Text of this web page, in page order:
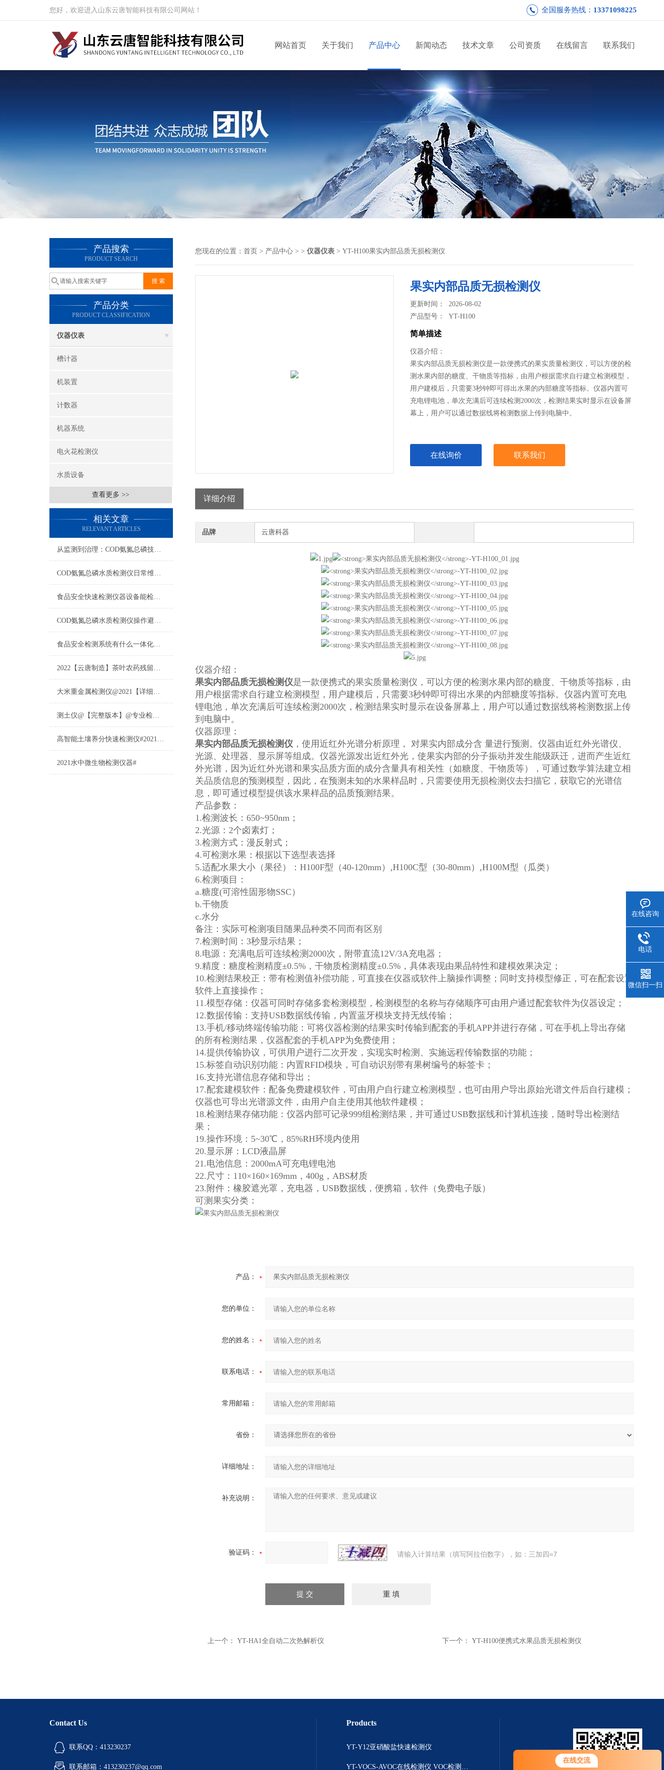
在线交流
您好，欢迎进入山东云唐智能科技有限公司网站！ 全国服务热线： 13371098225
网站首页 关于我们 产品中心 新闻动态 技术文章 公司资质 在线留言 联系我们
产品搜索
PRODUCT SEARCH
产品分类
PRODUCT CLASSIFICATION
仪器仪表
槽计器
机装置
计数器
机器系统
电火花检测仪
水质设备
查看更多 >>
相关文章
RELEVANT ARTICLES
从监测到治理：COD氨氮总磷技术的双领域实战解析
COD氨氮总磷水质检测仪日常维护与试剂管理，降低故障率就靠这几招
食品安全快速检测仪器设备能检什么？一张表说清适用范围
COD氨氮总磷水质检测仪操作避坑指南：这几个步骤直接影响数据准确性
食品安全检测系统有什么一体化配置·2023仪器仪表推荐·山东云唐
2022【云唐制造】茶叶农药残留检测仪多少钱一台@山东云唐仪器仪表制造
大米重金属检测仪@2021【详细版本】@专业检测大米重金属仪器仪表
测土仪@【完整版本】@专业检测土壤的仪器仪表
高智能土壤养分快速检测仪#2021【土壤养分检测专用仪器仪表】
2021水中微生物检测仪器#
您现在的位置： 首页 > 产品中心 > > 仪器仪表 > YT-H100果实内部品质无损检测仪
果实内部品质无损检测仪
更新时间： 2026-08-02
产品型号：YT-H100
简单描述
仪器介绍：
果实内部品质无损检测仪是一款便携式的果实质量检测仪，可以方便的检
测水果内部的糖度、干物质等指标，由用户根据需求自行建立检测模型，
用户建模后，只需要3秒钟即可得出水果的内部糖度等指标。仪器内置可
充电锂电池，单次充满后可连续检测2000次，检测结果实时显示在设备屏
幕上，用户可以通过数据线将检测数据上传到电脑中。
在线询价 联系我们
详细介绍
品牌 云唐科器
仪器介绍：
果实内部品质无损检测仪是一款便携式的果实质量检测仪，可以方便的检测水果内部的糖度、干物质等指标，由
用户根据需求自行建立检测模型，用户建模后，只需要3秒钟即可得出水果的内部糖度等指标。仪器内置可充电
锂电池，单次充满后可连续检测2000次，检测结果实时显示在设备屏幕上，用户可以通过数据线将检测数据上传
到电脑中。
仪器原理：
果实内部品质无损检测仪 ，使用近红外光谱分析原理， 对果实内部成分含 量进行预测。仪器由近红外光谱仪、
光源、处理器、显示屏等组成。仪器光源发出近红外光，使果实内部的分子振动并发生能级跃迁，进而产生近红
外光谱，因为近红外光谱和果实品质方面的成分含量具有相关性（如糖度、干物质等），可通过数学算法建立相
关品质信息的预测模型，因此，在预测未知的水果样品时，只需要使用无损检测仪去扫描它，获取它的光谱信
息，即可通过模型提供该水果样品的品质预测结果。
产品参数：
1.检测波长：650~950nm；
2.光源：2个卤素灯；
3.检测方式：漫反射式；
4.可检测水果：根据以下选型表选择
5.适配水果大小（果径）：H100F型（40-120mm）,H100C型（30-80mm）,H100M型（瓜类）
6.检测项目：
a.糖度(可溶性固形物SSC）
b.干物质
c.水分
备注：实际可检测项目随果品种类不同而有区别
7.检测时间：3秒显示结果；
8.电源：充满电后可连续检测2000次，附带直流12V/3A充电器；
9.精度：糖度检测精度±0.5%，干物质检测精度±0.5%，具体表现由果品特性和建模效果决定；
10.检测结果校正：带有检测值补偿功能，可直接在仪器或软件上脑操作调整；同时支持模型修正，可在配套设置
软件上直接操作；
11.模型存储：仪器可同时存储多套检测模型，检测模型的名称与存储顺序可由用户通过配套软件为仪器设定；
12.数据传输：支持USB数据线传输，内置蓝牙模块支持无线传输；
13.手机/移动终端传输功能：可将仪器检测的结果实时传输到配套的手机APP并进行存储，可在手机上导出存储
的所有检测结果，仪器配套的手机APP为免费使用；
14.提供传输协议，可供用户进行二次开发，实现实时检测、实施远程传输数据的功能；
15.标签自动识别功能：内置RFID模块，可自动识别带有果树编号的标签卡；
16.支持光谱信息存储和导出；
17.配套建模软件：配备免费建模软件，可由用户自行建立检测模型，也可由用户导出原始光谱文件后自行建模；
仪器也可导出光谱源文件，由用户自主使用其他软件建模；
18.检测结果存储功能：仪器内部可记录999组检测结果，并可通过USB数据线和计算机连接，随时导出检测结
果；
19.操作环境：5~30℃，85%RH环境内使用
20.显示屏：LCD液晶屏
21.电池信息：2000mA可充电锂电池
22.尺寸：110×160×169mm，400g，ABS材质
23.附件：橡胶遮光罩，充电器，USB数据线，便携箱，软件（免费电子版）
可测果实分类：
产品：
您的单位：
您的姓名：
联系电话：
常用邮箱：
省份：
详细地址：
补充说明：
验证码： 请输入计算结果（填写阿拉伯数字），如：三加四=7
上一个： YT-HA1全自动二次热解析仪 下一个： YT-H100便携式水果品质无损检测仪
Contact Us
联系QQ：413230237
联系邮箱：413230237@qq.com
Products
YT-Y12亚硝酸盐快速检测仪
YT-VOCS-AVOC在线检测仪 VOC检测仪|TVOC检测仪
在线咨询
电话
微信扫一扫